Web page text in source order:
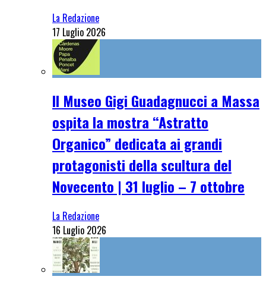
La Redazione
17 Luglio 2026
Il Museo Gigi Guadagnucci a Massa
ospita la mostra “Astratto
Organico” dedicata ai grandi
protagonisti della scultura del
Novecento | 31 luglio – 7 ottobre
La Redazione
16 Luglio 2026